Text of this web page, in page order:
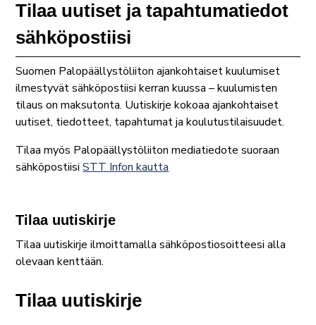
Tilaa uutiset ja tapahtumatiedot
sähköpostiisi
Suomen Palopäällystöliiton ajankohtaiset kuulumiset
ilmestyvät sähköpostiisi kerran kuussa – kuulumisten
tilaus on maksutonta. Uutiskirje kokoaa ajankohtaiset
uutiset, tiedotteet, tapahtumat ja koulutustilaisuudet.
Tilaa myös Palopäällystöliiton mediatiedote suoraan
sähköpostiisiSTT Infon kautta
Tilaa uutiskirje
Tilaa uutiskirje ilmoittamalla sähköpostiosoitteesi alla
olevaan kenttään.
Tilaa uutiskirje